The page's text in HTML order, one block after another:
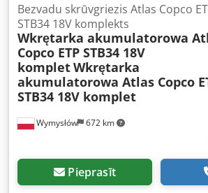
Wymysłów 672 km
Bezvadu skrūvgriezis Atlas Copco
STB34 18V komplekts
Wkrętarka akumulatorowa
Copco ETP STB34 18V
kompletWkrętarka
akumulatorowa Atlas Copco
STB34 18V komplet
Pieprasīt